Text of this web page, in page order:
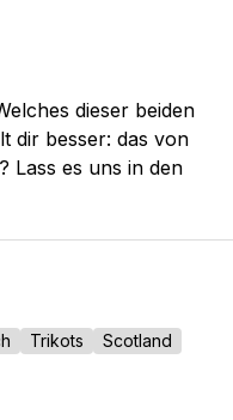
dieser beiden
dir besser: das von
Lass es uns in den
Trikots
Scotland